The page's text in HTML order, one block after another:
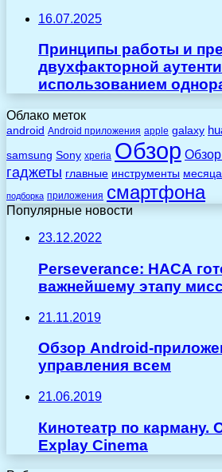
16.07.2025
Принципы работы и
двухфакторной
использованием
Облако меток
android Android приложения apple galaxy
samsung Sony xperia Обзор
гаджеты главные инструменты месяца
подборка приложения смартфона
Популярные новости
23.12.2022
Perseverance: НАСА
важнейшему этапу
21.11.2019
Обзор Android-
управления всем
21.06.2019
Кинотеатр по карману.
Explay Cinema